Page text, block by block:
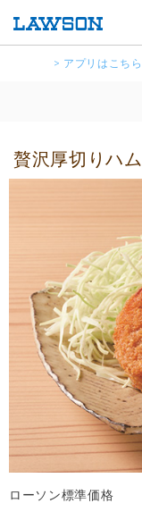
> アプリはこちら
贅沢厚切りハ
ローソン標準価格